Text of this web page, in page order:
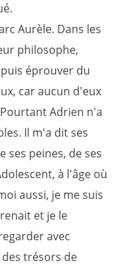
Aurèle. Dans les
philosophe,
éprouver du
car aucun d'eux
Adrien n'a
Il m'a dit ses
ses peines, de ses
à l'âge où
aussi, je me suis
et je le
avec
trésors de